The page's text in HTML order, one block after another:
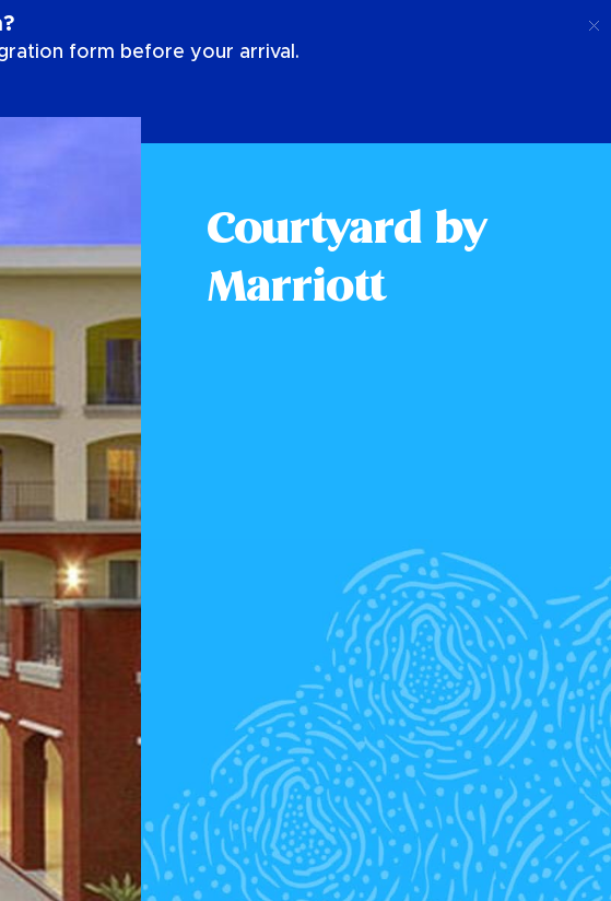
form before your arrival.
Courtyard by
Marriott